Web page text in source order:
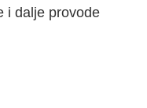
i dalje provode